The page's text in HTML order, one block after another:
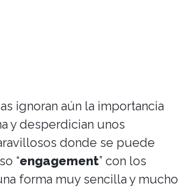
ignoran aún la importancia
y desperdician unos
donde se puede
“engagement” con los
forma muy sencilla y mucho